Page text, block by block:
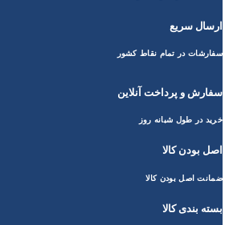
ارسال سریع
سفارشات در تمام نقاط کشور
سفارش و پرداخت آنلاین
خرید در طول شبانه روز
اصل بودن کالا
ضمانت اصل بودن کالا
بسته بندی کالا